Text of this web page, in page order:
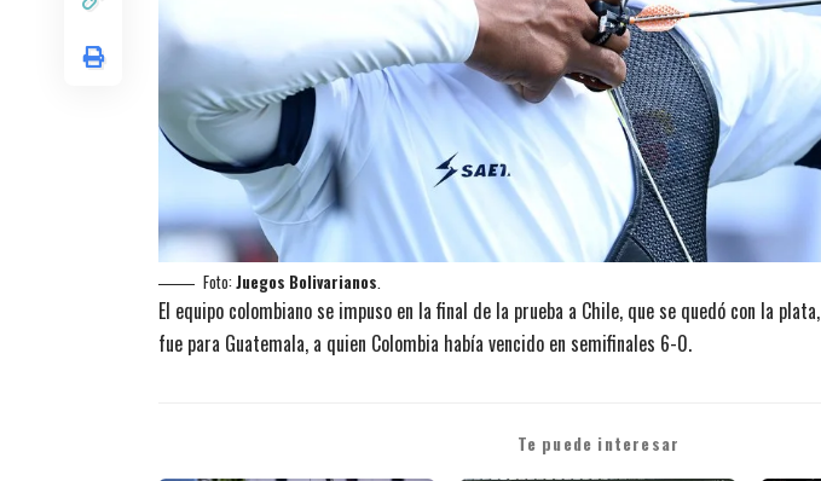
Foto: Juegos Bolivarianos.
El equipo colombiano se impuso en la final de la prueba a Chile, que se quedó con la plata,
fue para Guatemala, a quien Colombia había vencido en semifinales 6-0.
Te puede interesar